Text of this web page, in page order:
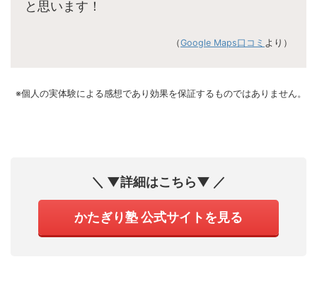
と思います！
（Google Maps口コミ より）
※個人の実体験による感想であり効果を保証するものではありません。
＼ ▼詳細はこちら▼ ／
かたぎり塾 公式サイトを見る